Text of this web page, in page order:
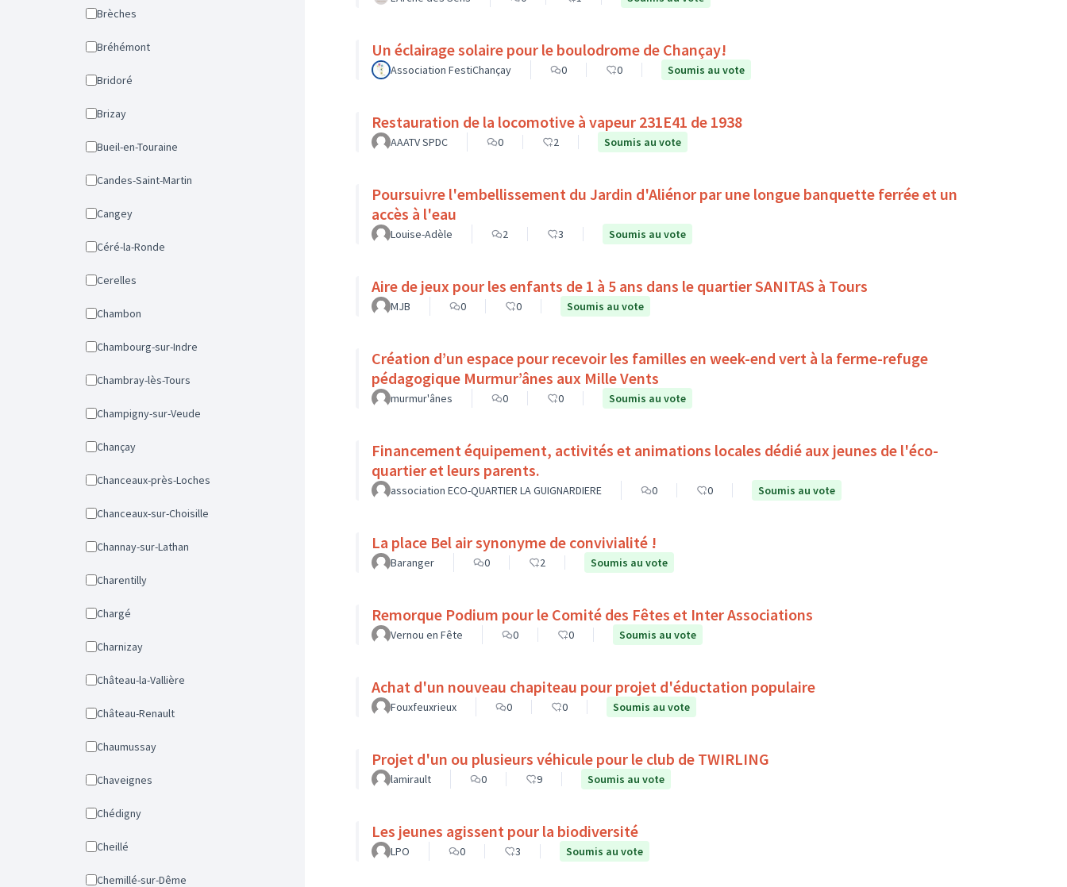
Brèches
Bréhémont
Bridoré
Brizay
Bueil-en-Touraine
Candes-Saint-Martin
Cangey
Céré-la-Ronde
Cerelles
Chambon
Chambourg-sur-Indre
Chambray-lès-Tours
Champigny-sur-Veude
Chançay
Chanceaux-près-Loches
Chanceaux-sur-Choisille
Channay-sur-Lathan
Charentilly
Chargé
Charnizay
Château-la-Vallière
Château-Renault
Chaumussay
Chaveignes
Chédigny
Cheillé
Chemillé-sur-Dême
Un éclairage solaire pour le boulodrome de Chançay!
Association FestiChançay 0 0 Soumis au vote
Restauration de la locomotive à vapeur 231E41 de 1938
AAATV SPDC 0 2 Soumis au vote
Poursuivre l'embellissement du Jardin d'Aliénor par une longue banquette ferrée et un
accès à l'eau
Louise-Adèle 2 3 Soumis au vote
Aire de jeux pour les enfants de 1 à 5 ans dans le quartier SANITAS à Tours
MJB 0 0 Soumis au vote
Création d’un espace pour recevoir les familles en week-end vert à la ferme-refuge
pédagogique Murmur’ânes aux Mille Vents
murmur'ânes 0 0 Soumis au vote
Financement équipement, activités et animations locales dédié aux jeunes de l'éco-
quartier et leurs parents.
association ECO-QUARTIER LA GUIGNARDIERE 0 0 Soumis au vote
La place Bel air synonyme de convivialité !
Baranger 0 2 Soumis au vote
Remorque Podium pour le Comité des Fêtes et Inter Associations
Vernou en Fête 0 0 Soumis au vote
Achat d'un nouveau chapiteau pour projet d'éductation populaire
Fouxfeuxrieux 0 0 Soumis au vote
Projet d'un ou plusieurs véhicule pour le club de TWIRLING
lamirault 0 9 Soumis au vote
Les jeunes agissent pour la biodiversité
LPO 0 3 Soumis au vote